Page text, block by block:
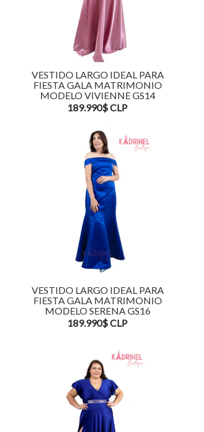
VESTIDO LARGO IDEAL PARA
FIESTA GALA MATRIMONIO
MODELO VIVIENNE GS14
189.990$ CLP
VESTIDO LARGO IDEAL PARA
FIESTA GALA MATRIMONIO
MODELO SERENA GS16
189.990$ CLP